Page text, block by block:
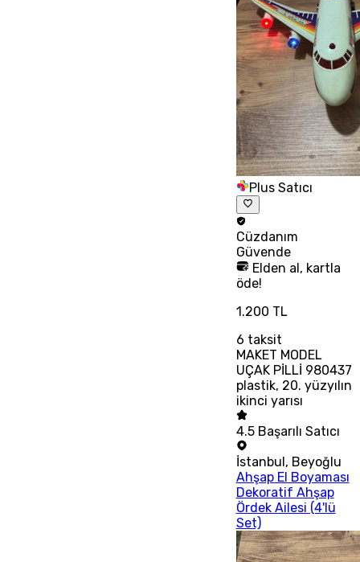
Plus Satıcı
Cüzdanım
Güvende
Elden al, kartla
öde!
1.200 TL
6 taksit
MAKET MODEL
UÇAK PİLLİ 980437
plastik, 20. yüzyılın
ikinci yarısı
4.5 Başarılı Satıcı
İstanbul, Beyoğlu
Ahşap El Boyaması
Dekoratif Ahşap
Ördek Ailesi (4'lü
Set)